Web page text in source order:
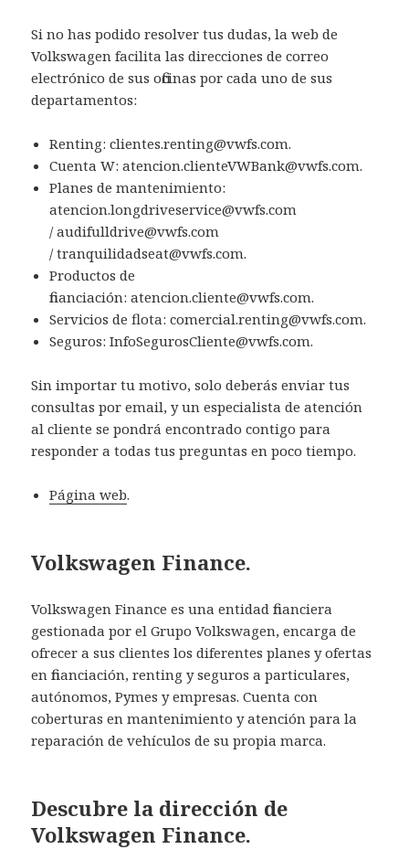
Si no has podido resolver tus dudas, la web de
Volkswagen facilita las direcciones de correo
electrónico de sus oficinas por cada uno de sus
departamentos:
Renting: clientes.renting@vwfs.com.
Cuenta W: atencion.clienteVWBank@vwfs.com.
Planes de mantenimiento:
atencion.longdriveservice@vwfs.com
/ audifulldrive@vwfs.com
/ tranquilidadseat@vwfs.com.
Productos de
financiación: atencion.cliente@vwfs.com.
Servicios de flota: comercial.renting@vwfs.com.
Seguros: InfoSegurosCliente@vwfs.com.
Sin importar tu motivo, solo deberás enviar tus
consultas por email, y un especialista de atención
al cliente se pondrá encontrado contigo para
responder a todas tus preguntas en poco tiempo.
Página web.
Volkswagen Finance.
Volkswagen Finance es una entidad financiera
gestionada por el Grupo Volkswagen, encarga de
ofrecer a sus clientes los diferentes planes y ofertas
en financiación, renting y seguros a particulares,
autónomos, Pymes y empresas. Cuenta con
coberturas en mantenimiento y atención para la
reparación de vehículos de su propia marca.
Descubre la dirección de
Volkswagen Finance.